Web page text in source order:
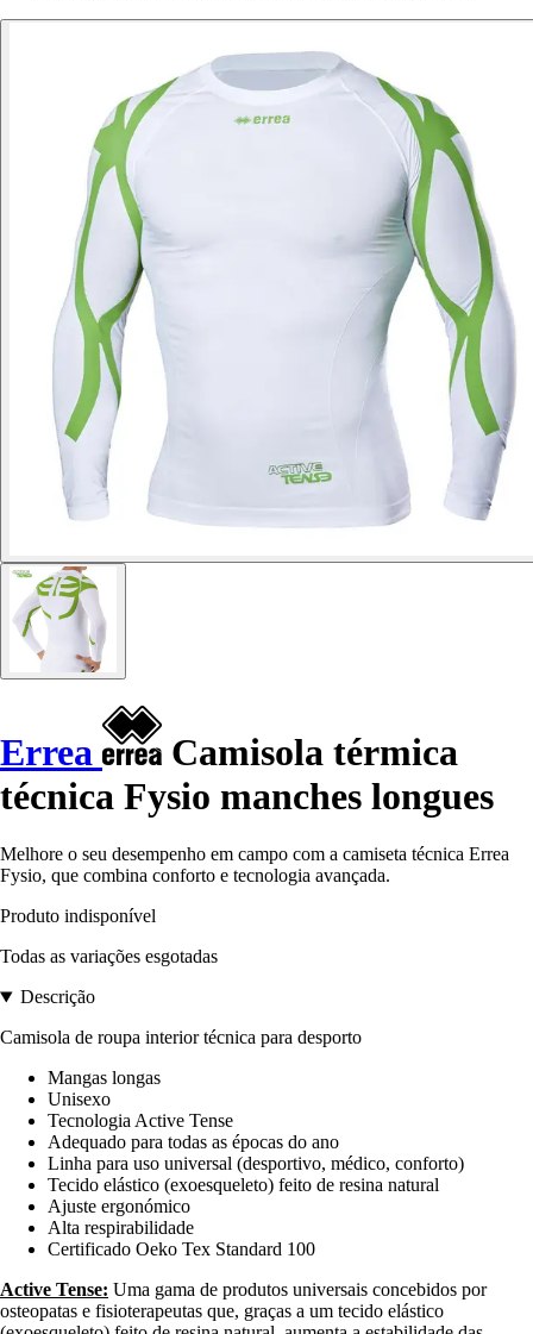
Errea
Camisola térmica
técnica Fysio manches longues
Melhore o seu desempenho em campo com a camiseta técnica Errea
Fysio, que combina conforto e tecnologia avançada.
Produto indisponível
Todas as variações esgotadas
Descrição
Camisola de roupa interior técnica para desporto
Mangas longas
Unisexo
Tecnologia Active Tense
Adequado para todas as épocas do ano
Linha para uso universal (desportivo, médico, conforto)
Tecido elástico (exoesqueleto) feito de resina natural
Ajuste ergonómico
Alta respirabilidade
Certificado Oeko Tex Standard 100
Active Tense: Uma gama de produtos universais concebidos por
osteopatas e fisioterapeutas que, graças a um tecido elástico